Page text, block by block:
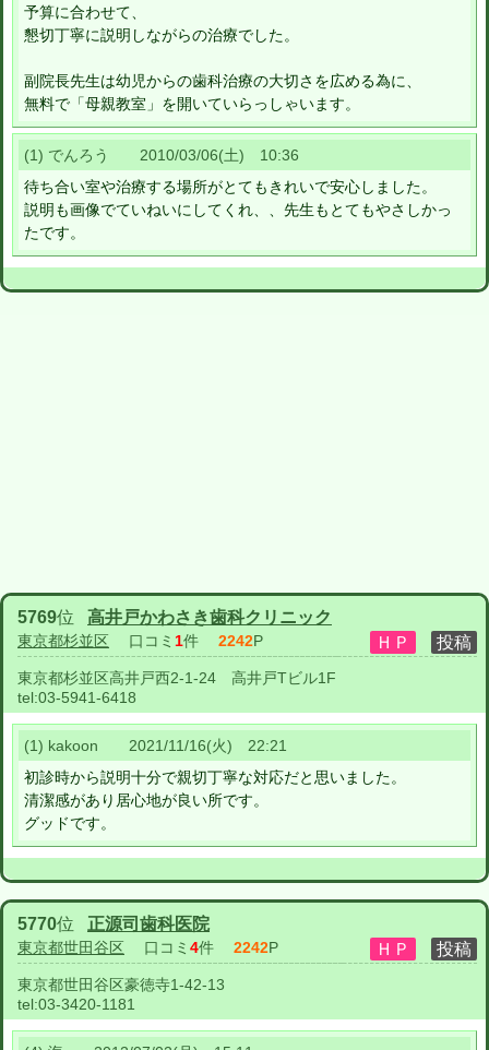
予算に合わせて、
懇切丁寧に説明しながらの治療でした。
副院長先生は幼児からの歯科治療の大切さを広める為に、
無料で「母親教室」を開いていらっしゃいます。
(1) でんろう 2010/03/06(土) 10:36
待ち合い室や治療する場所がとてもきれいで安心しました。
説明も画像でていねいにしてくれ、、先生もとてもやさしかっ
たです。
5769位 高井戸かわさき歯科クリニック
東京都杉並区 口コミ 1件 2242P
東京都杉並区高井戸西2-1-24 高井戸Tビル1F
tel:03-5941-6418
(1) kakoon 2021/11/16(火) 22:21
初診時から説明十分で親切丁寧な対応だと思いました。
清潔感があり居心地が良い所です。
グッドです。
5770位 正源司歯科医院
東京都世田谷区 口コミ 4件 2242P
東京都世田谷区豪徳寺1-42-13
tel:03-3420-1181